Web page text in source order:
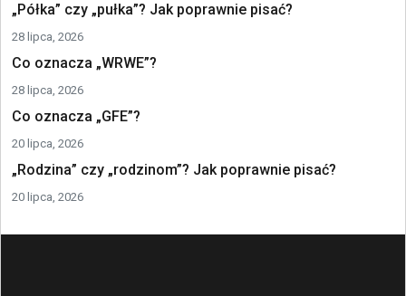
„Półka” czy „pułka”? Jak poprawnie pisać?
28 lipca, 2026
Co oznacza „WRWE”?
28 lipca, 2026
Co oznacza „GFE”?
20 lipca, 2026
„Rodzina” czy „rodzinom”? Jak poprawnie pisać?
20 lipca, 2026